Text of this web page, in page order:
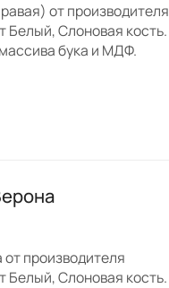
от производителя
Белый, Слоновая кость.
бука и МДФ.
производителя
Белый, Слоновая кость.